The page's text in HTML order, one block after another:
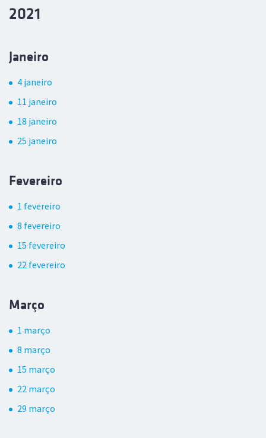
2021
Janeiro
4 janeiro
11 janeiro
18 janeiro
25 janeiro
Fevereiro
1 fevereiro
8 fevereiro
15 fevereiro
22 fevereiro
Março
1 março
8 março
15 março
22 março
29 março